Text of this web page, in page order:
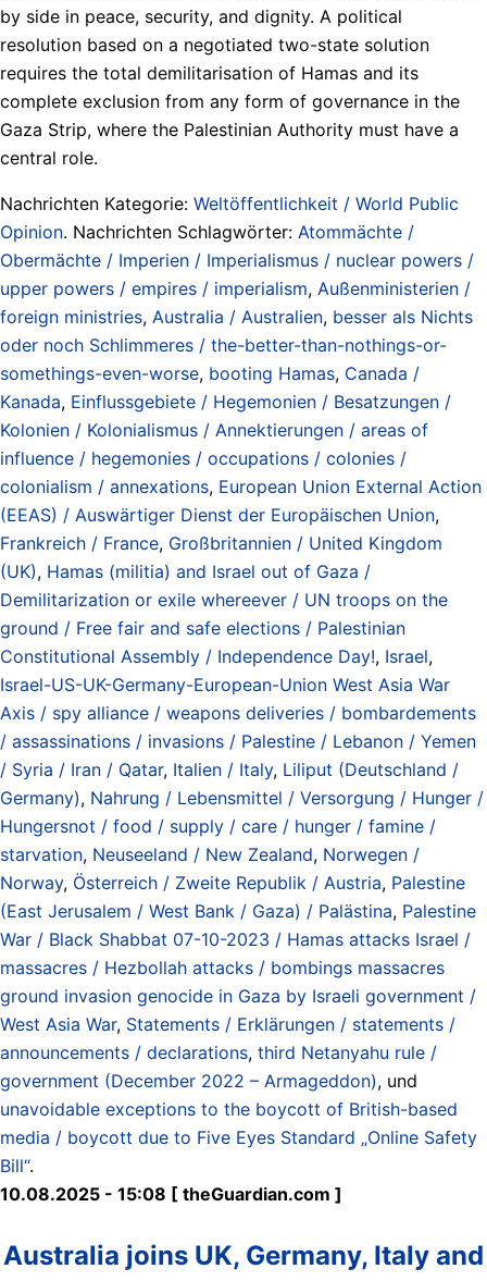
by side in peace, security, and dignity. A political
resolution based on a negotiated two-state solution
requires the total demilitarisation of Hamas and its
complete exclusion from any form of governance in the
Gaza Strip, where the Palestinian Authority must have a
central role.
Nachrichten Kategorie: Weltöffentlichkeit / World Public
Opinion. Nachrichten Schlagwörter: Atommächte /
Obermächte / Imperien / Imperialismus / nuclear powers /
upper powers / empires / imperialism, Außenministerien /
foreign ministries, Australia / Australien, besser als Nichts
oder noch Schlimmeres / the-better-than-nothings-or-
somethings-even-worse, booting Hamas, Canada /
Kanada, Einflussgebiete / Hegemonien / Besatzungen /
Kolonien / Kolonialismus / Annektierungen / areas of
influence / hegemonies / occupations / colonies /
colonialism / annexations, European Union External Action
(EEAS) / Auswärtiger Dienst der Europäischen Union,
Frankreich / France, Großbritannien / United Kingdom
(UK), Hamas (militia) and Israel out of Gaza /
Demilitarization or exile whereever / UN troops on the
ground / Free fair and safe elections / Palestinian
Constitutional Assembly / Independence Day!, Israel,
Israel-US-UK-Germany-European-Union West Asia War
Axis / spy alliance / weapons deliveries / bombardements
/ assassinations / invasions / Palestine / Lebanon / Yemen
/ Syria / Iran / Qatar, Italien / Italy, Liliput (Deutschland /
Germany), Nahrung / Lebensmittel / Versorgung / Hunger /
Hungersnot / food / supply / care / hunger / famine /
starvation, Neuseeland / New Zealand, Norwegen /
Norway, Österreich / Zweite Republik / Austria, Palestine
(East Jerusalem / West Bank / Gaza) / Palästina, Palestine
War / Black Shabbat 07-10-2023 / Hamas attacks Israel /
massacres / Hezbollah attacks / bombings massacres
ground invasion genocide in Gaza by Israeli government /
West Asia War, Statements / Erklärungen / statements /
announcements / declarations, third Netanyahu rule /
government (December 2022 – Armageddon), und
unavoidable exceptions to the boycott of British-based
media / boycott due to Five Eyes Standard „Online Safety
Bill“.
10.08.2025 - 15:08 [ theGuardian.com ]
Australia joins UK, Germany, Italy and